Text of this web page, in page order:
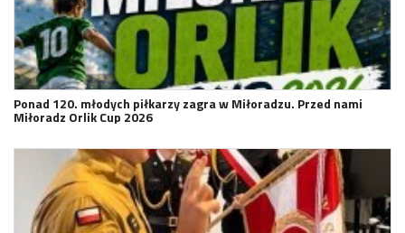
Ponad 120. młodych piłkarzy zagra w Miłoradzu. Przed nami
Miłoradz Orlik Cup 2026